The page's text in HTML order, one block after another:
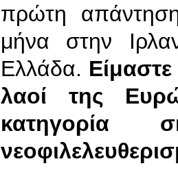
πρώτη
μήνα στην
Ελλάδα.
λαοί της